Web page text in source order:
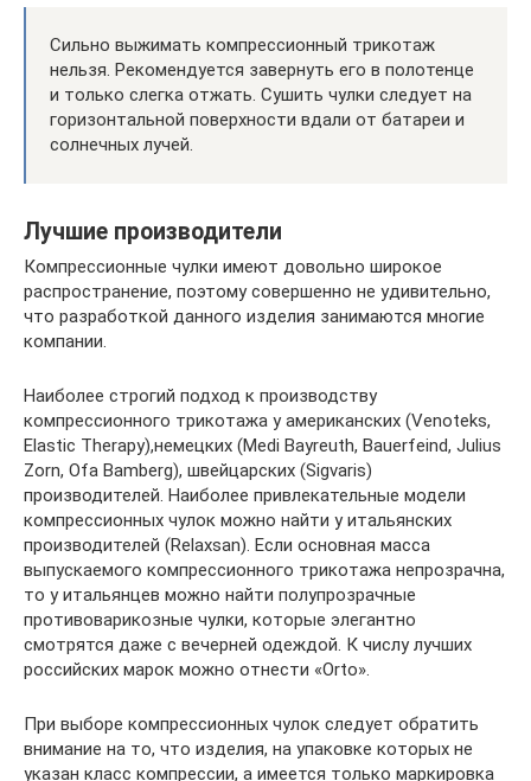
Сильно выжимать компрессионный трикотаж
нельзя. Рекомендуется завернуть его в полотенце
и только слегка отжать. Сушить чулки следует на
горизонтальной поверхности вдали от батареи и
солнечных лучей.
Лучшие производители
Компрессионные чулки имеют довольно широкое
распространение, поэтому совершенно не удивительно,
что разработкой данного изделия занимаются многие
компании.
Наиболее строгий подход к производству
компрессионного трикотажа у американских (Venoteks,
Elastic Therapy),немецких (Medi Bayreuth, Bauerfeind, Julius
Zorn, Ofa Bamberg), швейцарских (Sigvaris)
производителей. Наиболее привлекательные модели
компрессионных чулок можно найти у итальянских
производителей (Relaxsan). Если основная масса
выпускаемого компрессионного трикотажа непрозрачна,
то у итальянцев можно найти полупрозрачные
противоварикозные чулки, которые элегантно
смотрятся даже с вечерней одеждой. К числу лучших
российских марок можно отнести «Оrto».
При выборе компрессионных чулок следует обратить
внимание на то, что изделия, на упаковке которых не
указан класс компрессии, а имеется только маркировка